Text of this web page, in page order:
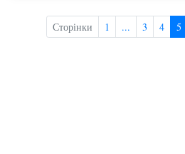
Сторінки 1 ... 3 4 5